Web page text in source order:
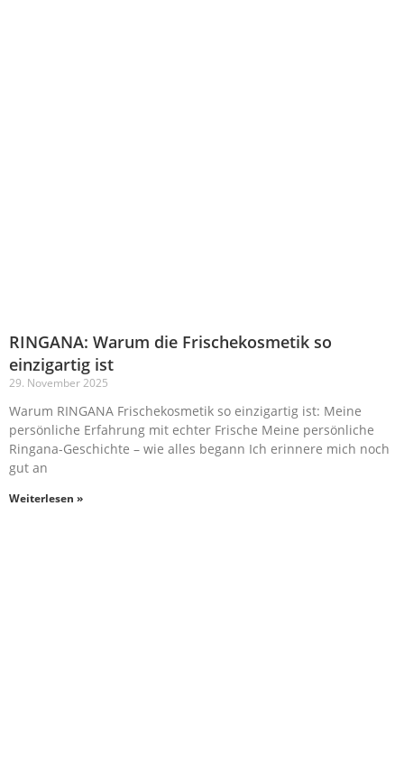
RINGANA: Warum die Frischekosmetik so
einzigartig ist
29. November 2025
Warum RINGANA Frischekosmetik so einzigartig ist: Meine
persönliche Erfahrung mit echter Frische Meine persönliche
Ringana-Geschichte – wie alles begann Ich erinnere mich noch
gut an
Weiterlesen »